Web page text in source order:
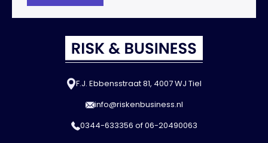
F.J. Ebbensstraat 81, 4007 WJ Tiel
info@riskenbusiness.nl
0344-633356 of06-20490063